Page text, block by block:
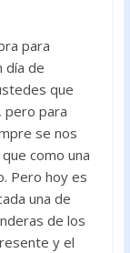
para
día de
que
pero para
se nos
como una
Pero hoy es
una de
de los
y el